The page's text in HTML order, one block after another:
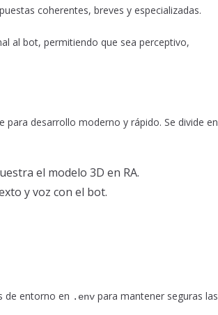
coherentes, breves y especializadas.
al bot, permitiendo que sea perceptivo,
desarrollo moderno y rápido. Se divide en
el modelo 3D en RA.
y voz con el bot.
de entorno en .env para mantener seguras las